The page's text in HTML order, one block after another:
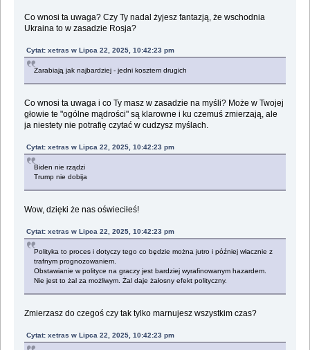
Co wnosi ta uwaga? Czy Ty nadal żyjesz fantazją, że wschodnia
Ukraina to w zasadzie Rosja?
Cytat: xetras w Lipca 22, 2025, 10:42:23 pm
Zarabiają jak najbardziej - jedni kosztem drugich
Co wnosi ta uwaga i co Ty masz w zasadzie na myśli? Może w Twojej
głowie te "ogólne mądrości" są klarowne i ku czemuś zmierzają, ale
ja niestety nie potrafię czytać w cudzysz myślach.
Cytat: xetras w Lipca 22, 2025, 10:42:23 pm
Biden nie rządzi
Trump nie dobija
Wow, dzięki że nas oświeciłeś!
Cytat: xetras w Lipca 22, 2025, 10:42:23 pm
Polityka to proces i dotyczy tego co będzie można jutro i później włacznie z
trafnym prognozowaniem.
Obstawianie w polityce na graczy jest bardziej wyrafinowanym hazardem.
Nie jest to żal za możliwym. Żal daje żałosny efekt polityczny.
Zmierzasz do czegoś czy tak tylko marnujesz wszystkim czas?
Cytat: xetras w Lipca 22, 2025, 10:42:23 pm